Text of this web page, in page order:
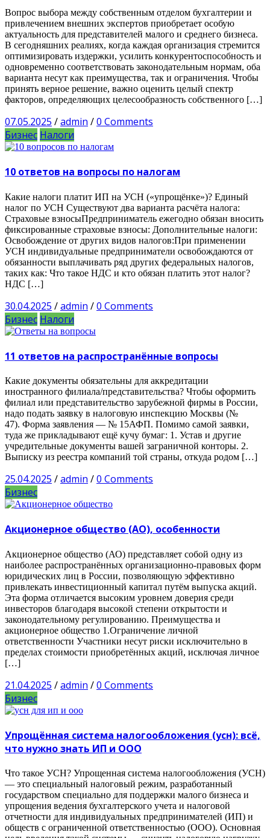
Вопрос выбора между собственным отделом бухгалтерии и
привлечением внешних экспертов приобретает особую
актуальность для представителей малого и среднего бизнеса.
В сегодняшних реалиях, когда каждая организация стремится
оптимизировать издержки, усилить конкурентоспособность и
одновременно соответствовать законодательным нормам, оба
варианта несут как преимущества, так и ограничения. Чтобы
принять верное решение, важно оценить целый спектр
факторов, определяющих целесообразность собственного […]
07.05.2025 /admin /0 Comments
Бизнес Налоги
10 ответов на вопросы по налогам
Какие налоги платит ИП на УСН («упрощёнке»)? Единый
налог по УСН Существуют два варианта расчёта налога:
Страховые взносыПредприниматель ежегодно обязан вносить
фиксированные страховые взносы: Дополнительные налоги:
Освобождение от других видов налогов:При применении
УСН индивидуальные предприниматели освобождаются от
обязанности выплачивать ряд других федеральных налогов,
таких как: Что такое НДС и кто обязан платить этот налог?
НДС […]
30.04.2025 /admin /0 Comments
Бизнес Налоги
11 ответов на распространённые вопросы
Какие документы обязательны для аккредитации
иностранного филиала/представительства? Чтобы оформить
филиал или представительство зарубежной фирмы в России,
надо подать заявку в налоговую инспекцию Москвы (№
47). Форма заявления — № 15АФП. Помимо самой заявки,
туда же прикладывают ещё кучу бумаг: 1. Устав и другие
учредительные документы вашей заграничной конторы. 2.
Выписку из реестра компаний той страны, откуда родом […]
25.04.2025 /admin /0 Comments
Бизнес
Акционерное общество (АО), особенности
Акционерное общество (АО) представляет собой одну из
наиболее распространённых организационно-правовых форм
юридических лиц в России, позволяющую эффективно
привлекать инвестиционный капитал путём выпуска акций.
Эта форма отличается высоким уровнем доверия среди
инвесторов благодаря высокой степени открытости и
законодательному регулированию. Преимущества и
акционерное общество 1.Ограничение личной
ответственности Участники несут риски исключительно в
пределах стоимости приобретённых акций, исключая личное
[…]
21.04.2025 /admin /0 Comments
Бизнес
Упрощённая система налогообложения (усн): всё,
что нужно знать ИП и ООО
Что такое УСН? Упрощенная система налогообложения (УСН)
— это специальный налоговый режим, разработанный
государством специально для поддержки малого бизнеса и
упрощения ведения бухгалтерского учета и налоговой
отчетности для индивидуальных предпринимателей (ИП) и
обществ с ограниченной ответственностью (ООО). Основная